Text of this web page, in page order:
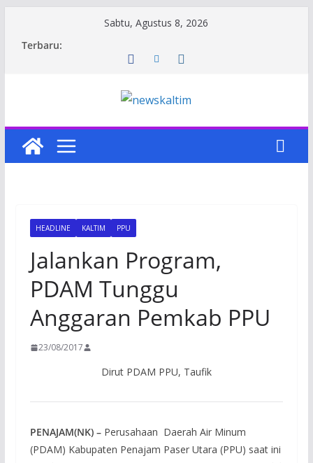
Sabtu, Agustus 8, 2026
Terbaru:
HEADLINE KALTIM PPU
Jalankan Program,
PDAM Tunggu
Anggaran Pemkab PPU
23/08/2017
Dirut PDAM PPU, Taufik
PENAJAM(NK) –Perusahaan Daerah Air Minum
(PDAM) Kabupaten Penajam Paser Utara (PPU) saat ini